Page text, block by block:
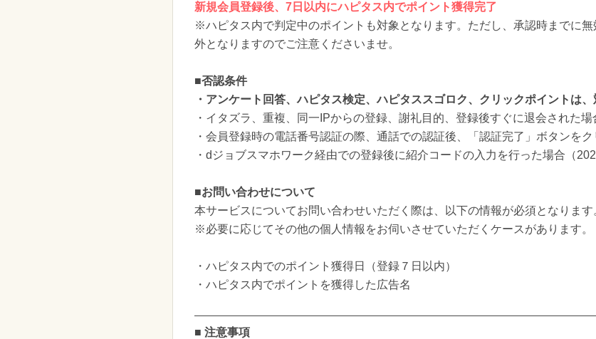
新規会員登録後、7日以内にハピタス内でポイント獲得完了
※ハピタス内で判定中のポイントも対象となります。ただし、承認時までに
外となりますのでご注意くださいませ。
■否認条件
・アンケート回答、ハピタス検定、ハピタススゴロク、クリックポイントは、
・イタズラ、重複、同一IPからの登録、謝礼目的、登録後すぐに退会された場
・会員登録時の電話番号認証の際、通話での認証後、「認証完了」ボタンをク
・dジョブスマホワーク経由での登録後に紹介コードの入力を行った場合（
■お問い合わせについて
本サービスについてお問い合わせいただく際は、以下の情報が必須となります
※必要に応じてその他の個人情報をお伺いさせていただくケースがあります。
・ハピタス内でのポイント獲得日（登録７日以内）
・ハピタス内でポイントを獲得した広告名
■ 注意事項